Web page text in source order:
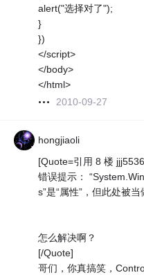
alert("选择对了");
}
})
</script>
</body>
</html>
2010-09-27
hongjiaoli
[Quote=引用 8 楼
错误提示：
s”是“属性”，但此处被当
怎么解决啊？
[/Quote]
哥们，你真搞笑，